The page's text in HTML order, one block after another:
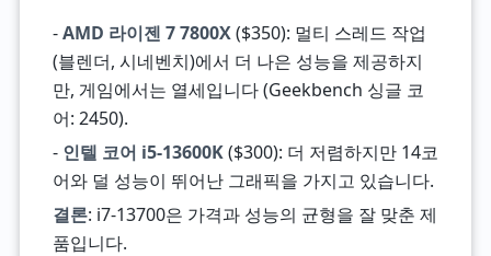
-AMD 라이젠 7 7800X($350): 멀티 스레드 작업
(블렌더, 시네벤치)에서 더 나은 성능을 제공하지
만, 게임에서는 열세입니다 (Geekbench 싱글 코
어: 2450).
- 인텔 코어 i5-13600K($300): 더 저렴하지만 14코
어와 덜 성능이 뛰어난 그래픽을 가지고 있습니다.
결론: i7-13700은 가격과 성능의 균형을 잘 맞춘 제
품입니다.